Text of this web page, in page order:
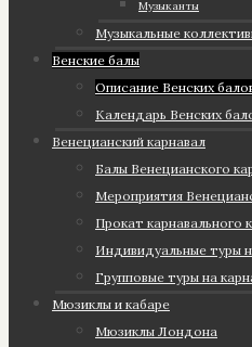
Музыканты
Музыкальные
Венские балы
Описание Венских
Календарь Венских
Венецианский карнавал
Балы Венецианского
Мероприятия
Прокат карнавального
Индивидуальные туры
Групповые туры на
Мюзиклы и кабаре
Мюзиклы Лондона